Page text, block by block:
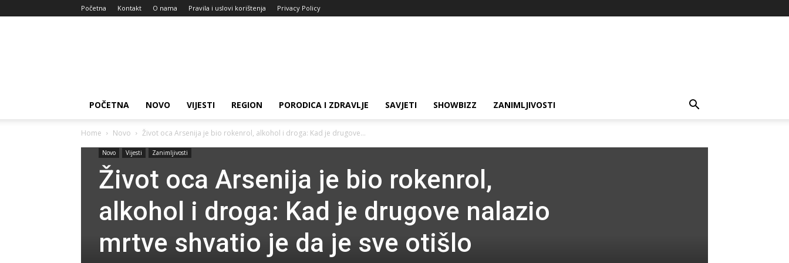
Početna Kontakt O nama Pravila i uslovi korištenja Privacy Policy
POČETNA NOVO VIJESTI REGION PORODICA I ZDRAVLJE SAVJETI SHOWBIZZ ZANIMLJIVOSTI
Home Novo Život oca Arsenija je bio rokenrol, alkohol i droga: Kad je drugove...
Novo Vijesti Zanimljivosti
Život oca Arsenija je bio rokenrol,
alkohol i droga: Kad je drugove nalazio
mrtve shvatio je da je sve otišlo